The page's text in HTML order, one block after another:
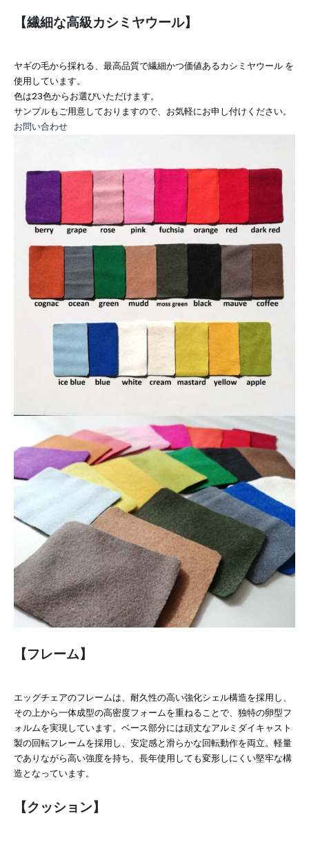
【繊細な高級カシミヤウール】
ヤギの毛から採れる、最高品質で繊細かつ価値あるカシミヤウール を
使用しています。
色は23色からお選びいただけます。
サンプルもご用意しておりますので、お気軽にお申し付けください。
お問い合わせ
【フレーム】
エッグチェアのフレームは、耐久性の高い強化シェル構造を採用し、
その上から一体成型の高密度フォームを重ねることで、独特の卵型フ
ォルムを実現しています。ベース部分には頑丈なアルミダイキャスト
製の回転フレームを採用し、安定感と滑らかな回転動作を両立。軽量
でありながら高い強度を持ち、長年使用しても変形しにくい堅牢な構
造となっています。
【クッション】